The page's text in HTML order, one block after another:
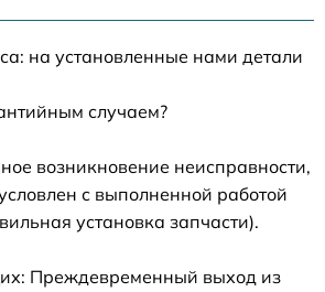
на установленные нами детали
случаем?
возникновение неисправности,
с выполненной работой
установка запчасти).
Преждевременный выход из